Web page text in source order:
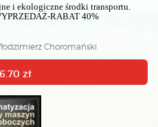
i ekologiczne środki transportu.
RABAT 40%
Choromański
zł